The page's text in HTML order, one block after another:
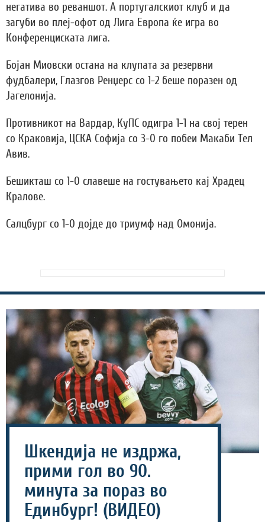
негатива во реваншот. А португалскиот клуб и да
загуби во плеј-офот од Лига Европа ќе игра во
Конференциската лига.
Бојан Миовски остана на клупата за резервни
фудбалери, Глазгов Ренџерс со 1-2 беше поразен од
Јагелонија.
Противникот на Вардар, КуПС одигра 1-1 на свој терен
со Краковија, ЦСКА Софија со 3-0 го побеи Макаби Тел
Авив.
Бешикташ со 1-0 славеше на гостувањето кај Храдец
Кралове.
Салцбург со 1-0 дојде до триумф над Омонија.
Шкендија не издржа,
прими гол во 90.
минута за пораз во
Единбург! (ВИДЕО)